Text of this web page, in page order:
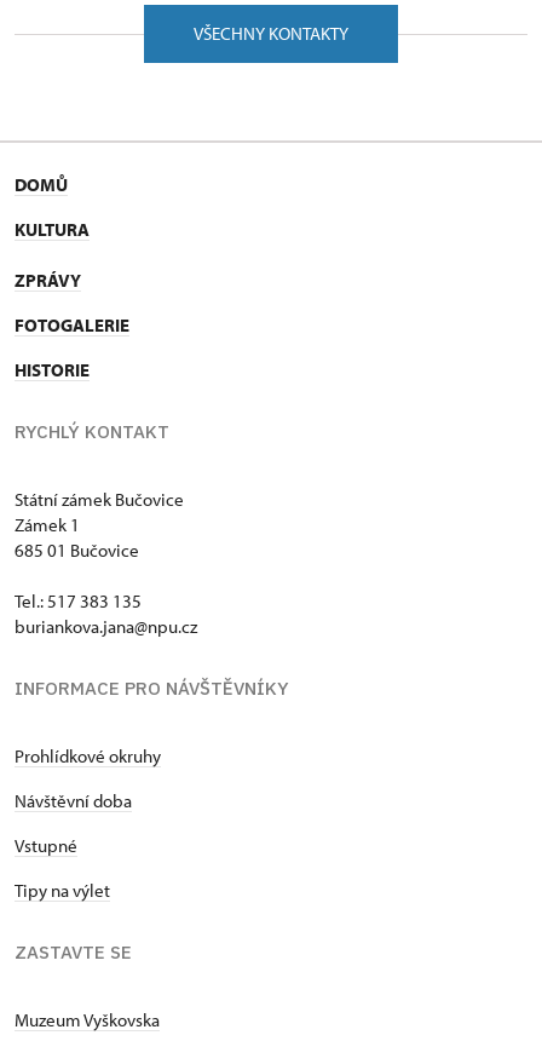
VŠECHNY KONTAKTY
DOMŮ
KULTURA
ZPRÁVY
FOTOGALERIE
HISTORIE
RYCHLÝ KONTAKT
Státní zámek Bučovice
Zámek 1
685 01 Bučovice
Tel.: 517 383 135
buriankova.jana@npu.cz
INFORMACE PRO NÁVŠTĚVNÍKY
Prohlídkové okruhy
Návštěvní doba
Vstupné
Tipy na výlet
ZASTAVTE SE
Muzeum Vyškovska